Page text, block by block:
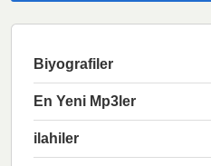
Biyografiler
En Yeni Mp3ler
ilahiler